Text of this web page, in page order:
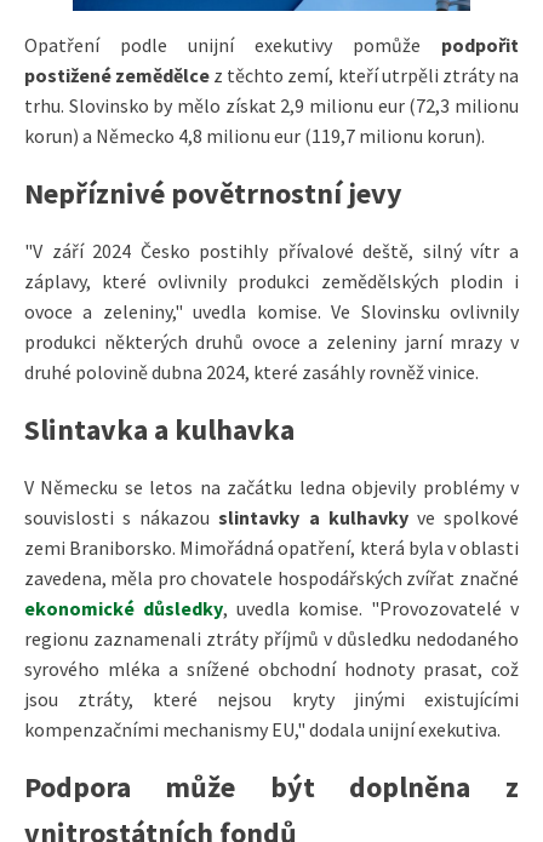
Opatření podle unijní exekutivy pomůže podpořit
postižené zemědělce z těchto zemí, kteří utrpěli ztráty na
trhu. Slovinsko by mělo získat 2,9 milionu eur (72,3 milionu
korun) a Německo 4,8 milionu eur (119,7 milionu korun).
Nepříznivé povětrnostní jevy
"V září 2024 Česko postihly přívalové deště, silný vítr a
záplavy, které ovlivnily produkci zemědělských plodin i
ovoce a zeleniny," uvedla komise. Ve Slovinsku ovlivnily
produkci některých druhů ovoce a zeleniny jarní mrazy v
druhé polovině dubna 2024, které zasáhly rovněž vinice.
Slintavka a kulhavka
V Německu se letos na začátku ledna objevily problémy v
souvislosti s nákazouslintavky a kulhavky ve spolkové
zemi Braniborsko. Mimořádná opatření, která byla v oblasti
zavedena, měla pro chovatele hospodářských zvířat značné
ekonomické důsledky, uvedla komise. "Provozovatelé v
regionu zaznamenali ztráty příjmů v důsledku nedodaného
syrového mléka a snížené obchodní hodnoty prasat, což
jsou ztráty, které nejsou kryty jinými existujícími
kompenzačními mechanismy EU," dodala unijní exekutiva.
Podpora může být doplněna z
vnitrostátních fondů